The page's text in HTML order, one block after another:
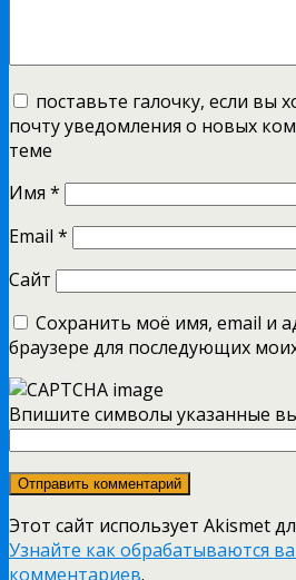
поставьте галочку, если вы
почту уведомления о новых
теме
Имя *
Email *
Сайт
Сохранить моё имя, email и
браузере для последующих
Впишите символы указанные
Этот сайт использует Akismet
Узнайте как обрабатываются
комментариев.